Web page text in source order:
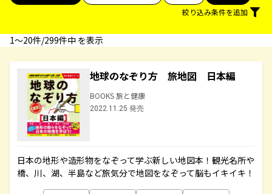
絞り込み条件を追加
1〜20件/299件中 を表示
地球のなぞり方 旅地図 日本編
BOOKS 旅と健康
2022.11.25 発売
日本の地形や造形物をなぞって学ぶ新しい地図本！観光名所や
橋、川、湖、半島など旅気分で地図をなぞって脳もイキイキ！